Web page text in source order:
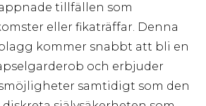
tillfällen som
eller fikaträffar. Denna
kommer snabbt att bli en
och erbjuder
samtidigt som den